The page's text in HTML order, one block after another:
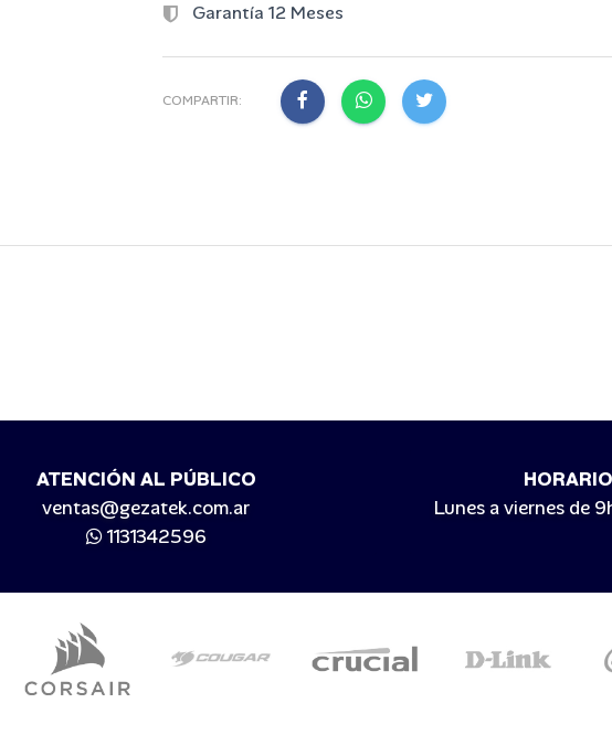
Garantía 12 Meses
COMPARTIR:
ATENCIÓN AL PÚBLICO
ventas@gezatek.com.ar
1131342596
Lunes a viernes de